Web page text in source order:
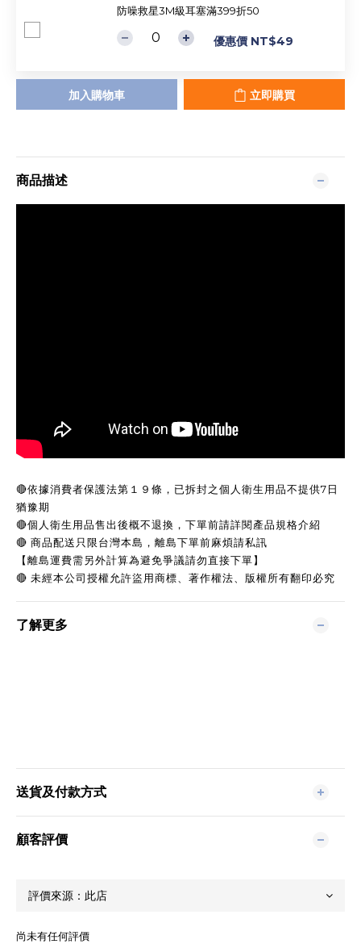
防噪救星3M級耳塞滿399折50
優惠價 NT$49
加入購物車 立即購買
商品描述
🔴依據消費者保護法第１９條，已拆封之個人衛生用品不提供7日
猶豫期
🔴個人衛生用品售出後概不退換，下單前請詳閱產品規格介紹
🔴 商品配送只限台灣本島，離島下單前麻煩請私訊
【離島運費需另外計算為避免爭議請勿直接下單】
🔴 未經本公司授權允許盜用商標、著作權法、版權所有翻印必究
了解更多
送貨及付款方式
顧客評價
尚未有任何評價